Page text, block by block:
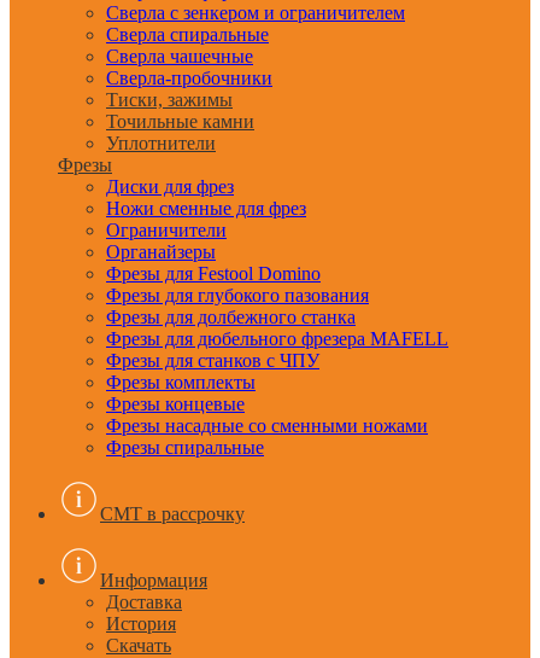
Сверла с зенкером и ограничителем
Сверла спиральные
Сверла чашечные
Сверла-пробочники
Тиски, зажимы
Точильные камни
Уплотнители
Фрезы
Диски для фрез
Ножи сменные для фрез
Ограничители
Органайзеры
Фрезы для Festool Domino
Фрезы для глубокого пазования
Фрезы для долбежного станка
Фрезы для дюбельного фрезера MAFELL
Фрезы для станков с ЧПУ
Фрезы комплекты
Фрезы концевые
Фрезы насадные со сменными ножами
Фрезы спиральные
CMT в рассрочку
Информация
Доставка
История
Скачать